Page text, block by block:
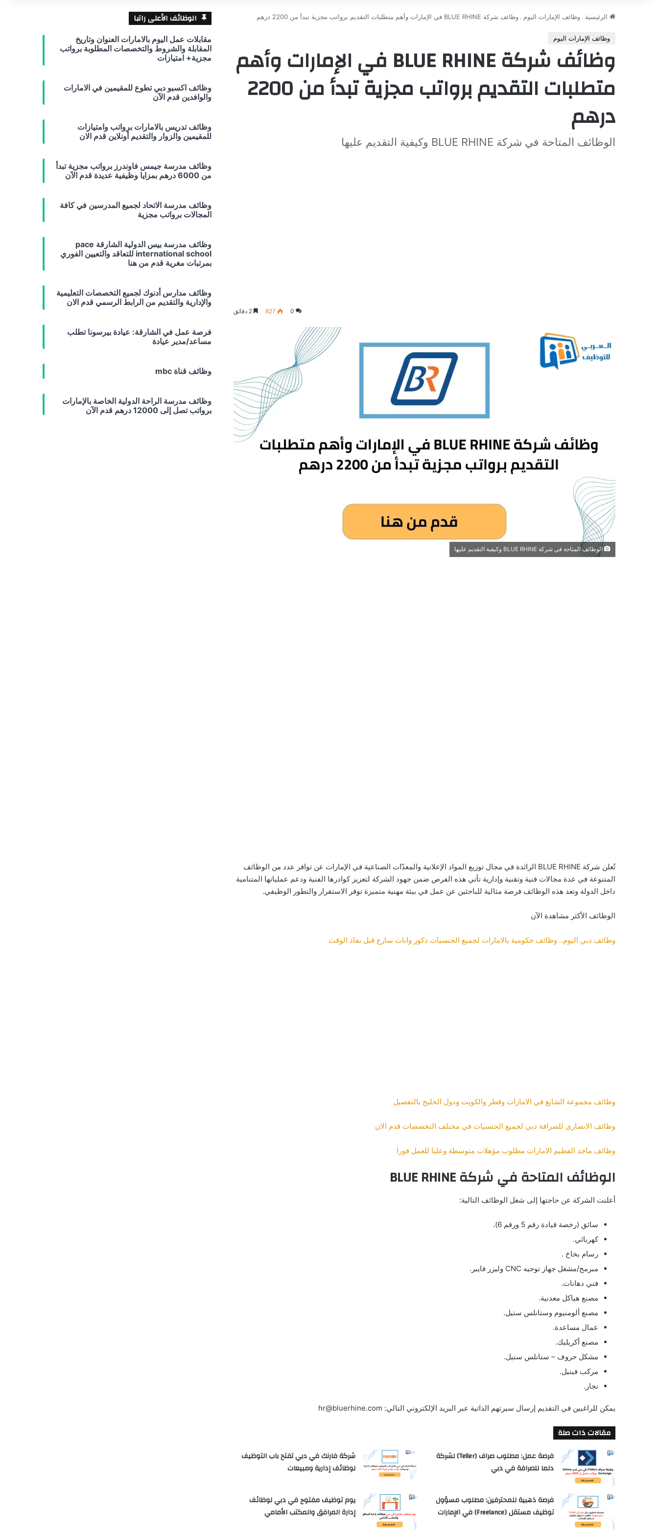
الرئيسية . وظائف الإمارات اليوم . وظائف شركة BLUE RHINE في الإمارات وأهم متطلبات التقديم برواتب مجزية تبدأ من 2200 درهم
وظائف الإمارات اليوم
وظائف شركة BLUE RHINE في الإمارات وأهم
متطلبات التقديم برواتب مجزية تبدأ من 2200
درهم
الوظائف المتاحة في شركة BLUE RHINE وكيفية التقديم عليها
0
827
الوظائف المتاحة في شركة BLUE RHINE وكيفية التقديم عليها
تُعلن شركة BLUE RHINE الرائدة في مجال توزيع المواد الإعلانية والمعدّات الصناعية في الإمارات عن توافر عدد من الوظائف
المتنوعة في عدة مجالات فنية وتقنية وإدارية تأتي هذه الفرص ضمن جهود الشركة لتعزيز كوادرها الفنية ودعم عملياتها المتنامية
داخل الدولة وتعد هذه الوظائف فرصة مثالية للباحثين عن عمل في بيئة مهنية متميزة توفر الاستقرار والتطور الوظيفي.
الوظائف الأكثر مشاهدة الآن
وظائف دبي اليوم.. وظائف حكومية بالامارات لجميع الجنسيات ذكور واناث سارع قبل نفاذ الوقت
وظائف مجموعة الشايع في الامارات وقطر والكويت ودول الخليج بالتفصيل
وظائف الانصاري للصرافة دبي لجميع الجنسيات في مختلف التخصصات قدم الان
وظائف ماجد الفطيم الامارات مطلوب مؤهلات متوسطة وعليا للعمل فورا
الوظائف المتاحة في شركة BLUE RHINE
أعلنت الشركة عن حاجتها إلى شغل الوظائف التالية:
سائق (رخصة قيادة رقم 5 ورقم 6).
كهربائي.
رسام بخاخ .
مبرمج/مشغل جهاز توجيه CNC وليزر فايبر.
فني دهانات.
مصنع هياكل معدنية.
مصنع ألومنيوم وستانلس ستيل.
عمال مساعدة.
مصنع أكريليك.
مشكل حروف – ستانلس ستيل.
مركب فينيل.
نجار.
يمكن للراغبين في التقديم إرسال سيرتهم الذاتية عبر البريد الإلكتروني التالي: hr@bluerhine.com
مقالات ذات صلة
فرصة عمل: مطلوب صراف (Teller) لشركة
دلما للصرافة في دبي
شركة فارنك في دبي تفتح باب التوظيف
لوظائف إدارية ومبيعات
فرصة ذهبية للمحترفين: مطلوب مسؤول
توظيف مستقل (Freelance) في الإمارات
يوم توظيف مفتوح في دبي لوظائف
إدارة المرافق والمكتب الأمامي
الوظائف الأعلى راتبا
مقابلات عمل اليوم بالامارات العنوان وتاريخ
المقابلة والشروط والتخصصات المطلوبة برواتب
مجزية+ امتيازات
وظائف اكسبو دبي تطوع للمقيمين في الامارات
والوافدين قدم الآن
وظائف تدريس بالامارات برواتب وامتيازات
للمقيمين والزوار والتقديم أونلاين قدم الان
وظائف مدرسة جيمس فاوندرز برواتب مجزية تبدأ
من 6000 درهم بمزايا وظيفية عديدة قدم الآن
وظائف مدرسة الاتحاد لجميع المدرسين في كافة
المجالات برواتب مجزية
وظائف مدرسة بيس الدولية الشارقة pace
international school للتعاقد والتعيين الفوري
بمرتبات مغرية قدم من هنا
وظائف مدارس أدنوك لجميع التخصصات التعليمية
والإدارية والتقديم من الرابط الرسمي قدم الان
فرصة عمل في الشارقة: عيادة بيرسونا تطلب
مساعد/مدير عيادة
وظائف قناة mbc
وظائف مدرسة الراحة الدولية الخاصة بالإمارات
برواتب تصل إلى 12000 درهم قدم الآن